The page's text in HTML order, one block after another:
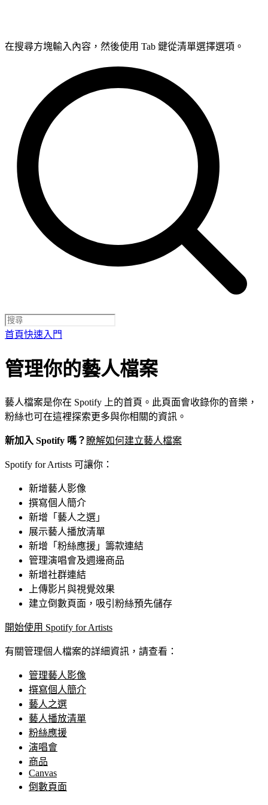
在搜尋方塊輸入內容，然後使用 Tab 鍵從清單選擇選項。
首頁快速入門
管理你的藝人檔案
藝人檔案是你在 Spotify 上的首頁。此頁面會收錄你的音樂，
粉絲也可在這裡探索更多與你相關的資訊。
新加入 Spotify 嗎？ 瞭解如何建立藝人檔案
Spotify for Artists 可讓你：
新增藝人影像
撰寫個人簡介
新增「藝人之選」
展示藝人播放清單
新增「粉絲應援」籌款連結
管理演唱會及週邊商品
新增社群連結
上傳影片與視覺效果
建立倒數頁面，吸引粉絲預先儲存
開始使用 Spotify for Artists
有關管理個人檔案的詳細資訊，請查看：
管理藝人影像
撰寫個人簡介
藝人之選
藝人播放清單
粉絲應援
演唱會
商品
Canvas
倒數頁面